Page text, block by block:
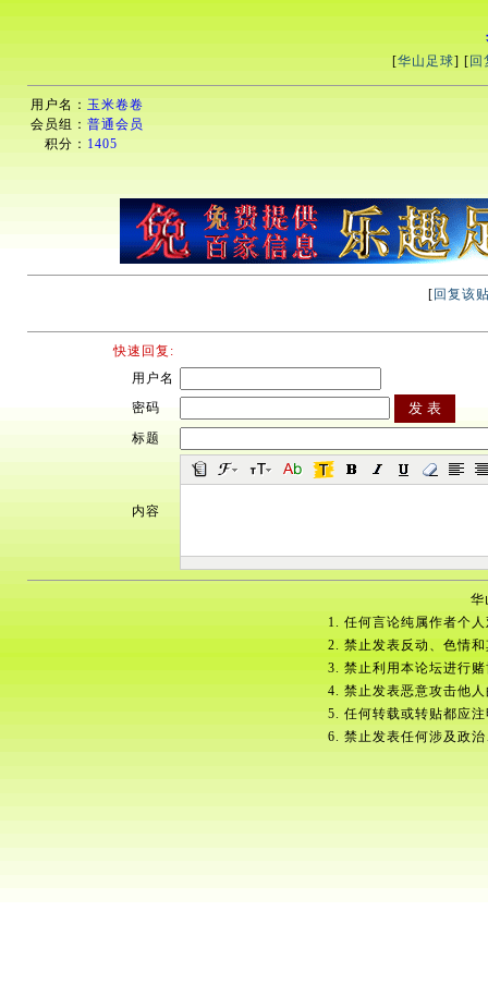
[华山足球] [ 回
用户名： 玉米卷卷
会员组： 普通会员
积分： 1405
[ 回复该
快速回复:
用户名
密码
标题
内容
华
1. 任何言论纯属作者个
2. 禁止发表反动、色情
3. 禁止利用本论坛进行
4. 禁止发表恶意攻击他
5. 任何转载或转贴都应
6. 禁止发表任何涉及政